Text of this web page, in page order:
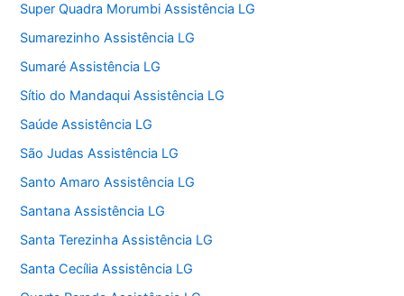
Super Quadra Morumbi Assistência LG
Sumarezinho Assistência LG
Sumaré Assistência LG
Sítio do Mandaqui Assistência LG
Saúde Assistência LG
São Judas Assistência LG
Santo Amaro Assistência LG
Santana Assistência LG
Santa Terezinha Assistência LG
Santa Cecília Assistência LG